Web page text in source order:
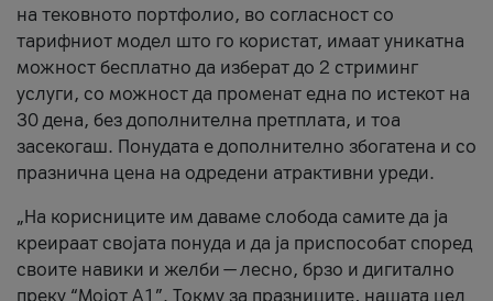
на тековното портфолио, во согласност со
тарифниот модел што го користат, имаат уникатна
можност бесплатно да изберат до 2 стриминг
услуги, со можност да променат една по истекот на
30 дена, без дополнителна претплата, и тоа
засекогаш. Понудата е дополнително збогатена и со
празнична цена на одредени атрактивни уреди.
„На корисниците им даваме слобода самите да ја
креираат својата понуда и да ја приспособат според
своите навики и желби — лесно, брзо и дигитално
преку “Мојот А1”. Токму за празниците, нашата цел